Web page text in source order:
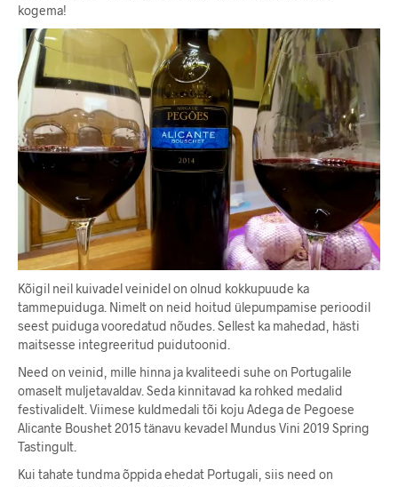
kogema!
Kõigil neil kuivadel veinidel on olnud kokkupuude ka
tammepuiduga. Nimelt on neid hoitud ülepumpamise perioodil
seest puiduga vooredatud nõudes. Sellest ka mahedad, hästi
maitsesse integreeritud puidutoonid.
Need on veinid, mille hinna ja kvaliteedi suhe on Portugalile
omaselt muljetavaldav. Seda kinnitavad ka rohked medalid
festivalidelt. Viimese kuldmedali tõi koju Adega de Pegoese
Alicante Boushet 2015 tänavu kevadel Mundus Vini 2019 Spring
Tastingult.
Kui tahate tundma õppida ehedat Portugali, siis need on